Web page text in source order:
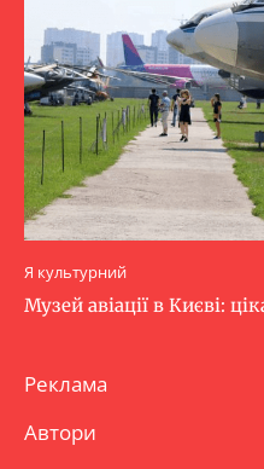
Я культурний
Музей авіації в Києві:
Реклама
Автори